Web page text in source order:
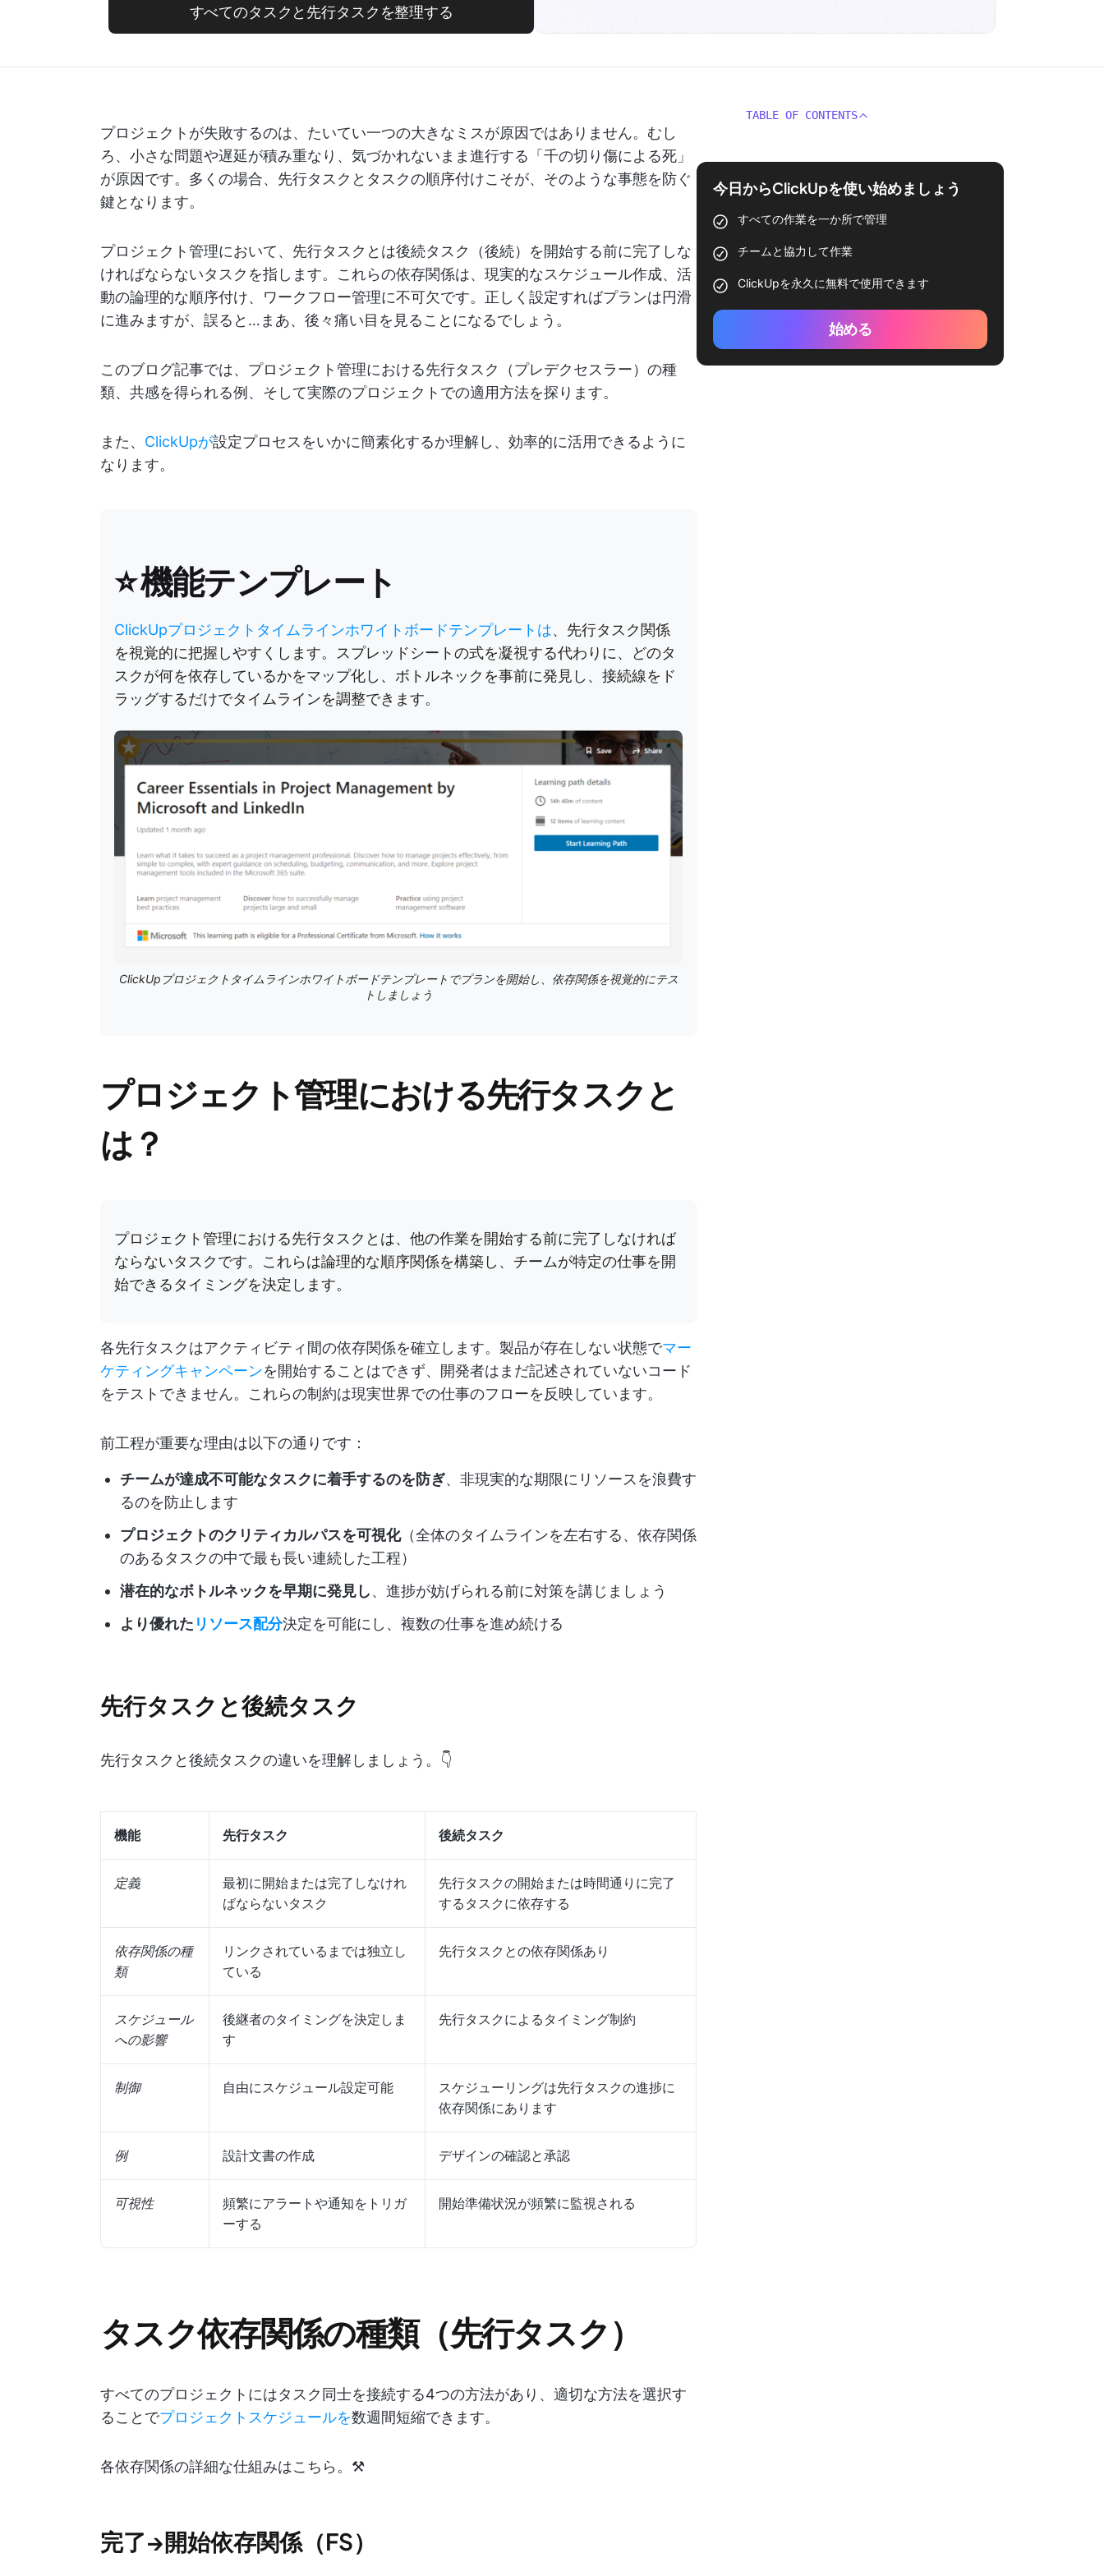
すべてのタスクと先行タスクを整理する
プロジェクトが失敗するのは、たいてい一つの大きなミスが原因ではありません。むし
ろ、小さな問題や遅延が積み重なり、気づかれないまま進行する「千の切り傷による死」
が原因です。多くの場合、先行タスクとタスクの順序付けこそが、そのような事態を防ぐ
鍵となります。
プロジェクト管理において、先行タスクとは後続タスク（後続）を開始する前に完了しな
ければならないタスクを指します。これらの依存関係は、現実的なスケジュール作成、活
動の論理的な順序付け、ワークフロー管理に不可欠です。正しく設定すればプランは円滑
に進みますが、誤ると…まあ、後々痛い目を見ることになるでしょう。
このブログ記事では、プロジェクト管理における先行タスク（プレデクセスラー）の種
類、共感を得られる例、そして実際のプロジェクトでの適用方法を探ります。
また、 ClickUpが設定プロセスをいかに簡素化するか理解し、効率的に活用できるように
なります。
⭐️ 機能テンプレート
ClickUpプロジェクトタイムラインホワイトボードテンプレートは、先行タスク関係
を視覚的に把握しやすくします。スプレッドシートの式を凝視する代わりに、どのタ
スクが何を依存しているかをマップ化し、ボトルネックを事前に発見し、接続線をド
ラッグするだけでタイムラインを調整できます。
ClickUpプロジェクトタイムラインホワイトボードテンプレートでプランを開始し、依存関係を視覚的にテス
トしましょう
プロジェクト管理における先行タスクと
は？
プロジェクト管理における先行タスクとは、他の作業を開始する前に完了しなければ
ならないタスクです。これらは論理的な順序関係を構築し、チームが特定の仕事を開
始できるタイミングを決定します。
各先行タスクはアクティビティ間の依存関係を確立します。製品が存在しない状態でマー
ケティングキャンペーンを開始することはできず、開発者はまだ記述されていないコード
をテストできません。これらの制約は現実世界での仕事のフローを反映しています。
前工程が重要な理由は以下の通りです：
チームが達成不可能なタスクに着手するのを防ぎ、非現実的な期限にリソースを浪費す
るのを防止します
プロジェクトのクリティカルパスを可視化（全体のタイムラインを左右する、依存関係
のあるタスクの中で最も長い連続した工程）
潜在的なボトルネックを早期に発見し、進捗が妨げられる前に対策を講じましょう
より優れた リソース配分決定を可能にし、複数の仕事を進め続ける
先行タスクと後続タスク
先行タスクと後続タスクの違いを理解しましょう。👇
機能 先行タスク 後続タスク
定義
最初に開始または完了しなけれ
ばならないタスク
先行タスクの開始または時間通りに完了
するタスクに依存する
依存関係の種
類
リンクされているまでは独立し
ている
先行タスクとの依存関係あり
スケジュール
への影響
後継者のタイミングを決定しま
す
先行タスクによるタイミング制約
制御 自由にスケジュール設定可能
スケジューリングは先行タスクの進捗に
依存関係にあります
例 設計文書の作成 デザインの確認と承認
可視性
頻繁にアラートや通知をトリガ
ーする
開始準備状況が頻繁に監視される
タスク依存関係の種類（先行タスク）
すべてのプロジェクトにはタスク同士を接続する4つの方法があり、適切な方法を選択す
ることでプロジェクトスケジュールを数週間短縮できます。
各依存関係の詳細な仕組みはこちら。⚒️
完了→開始依存関係（FS）
TABLE OF CONTENTS
今日からClickUpを使い始めましょう
すべての作業を一か所で管理
チームと協力して作業
ClickUpを永久に無料で使用できます
始める